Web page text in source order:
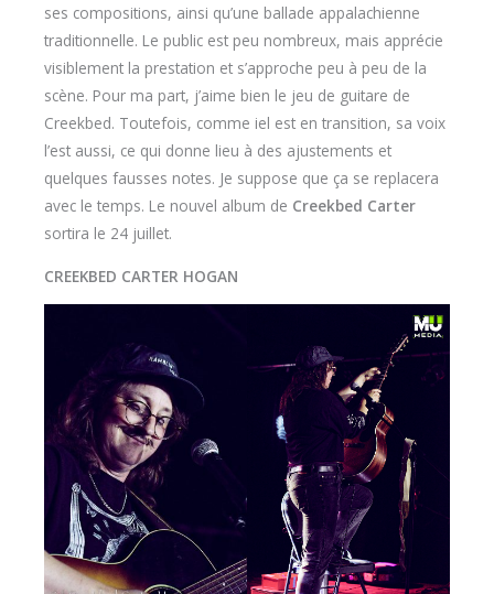
ses compositions, ainsi qu’une ballade appalachienne
traditionnelle. Le public est peu nombreux, mais apprécie
visiblement la prestation et s’approche peu à peu de la
scène. Pour ma part, j’aime bien le jeu de guitare de
Creekbed. Toutefois, comme iel est en transition, sa voix
l’est aussi, ce qui donne lieu à des ajustements et
quelques fausses notes. Je suppose que ça se replacera
avec le temps. Le nouvel album de Creekbed Carter
sortira le 24 juillet.
CREEKBED CARTER HOGAN